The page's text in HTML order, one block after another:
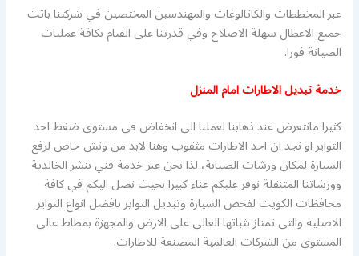
عبر المخططات والكاتالوغات والمهندسين المختصين في شركتنا باتت
جميع الاعطال سهلة الاصلاح وفي قدرتنا على القيام بكافة عمليات
الصيانة فورا.
خدمة تبديل الاطارات امام المنزل
كثيرا مانتعرض عند ذهابنا لعملنا الى انخفاض في مستوى ضغط احد
التواير او نجد ان احد الاطارات مثقوب وهنا لابد من ونش خاص لرفع
السيارة لمكان ورشات الصيانة، لذا نحن عبر خدمة فني بنشر الخالدية
وورشاتنا المتنقلة نوفر عليكم عناء كبيرا بحيث نصل اليكم في كافة
محافظات الكويت لفحص السيارة وتبديل التواير بافضل انواع التواير
الاصلية والتي تمتاز بثباتها العالي على الارض والمجهزة بمطاط عالي
المستوى من الشركات العالمية المصنعة للاطارات.